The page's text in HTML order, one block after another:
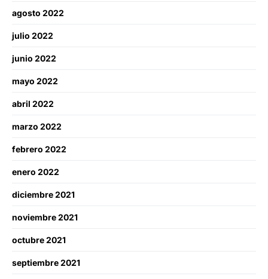
agosto 2022
julio 2022
junio 2022
mayo 2022
abril 2022
marzo 2022
febrero 2022
enero 2022
diciembre 2021
noviembre 2021
octubre 2021
septiembre 2021